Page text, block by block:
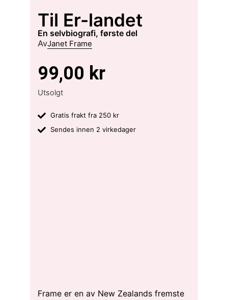
Til Er-landet
en selvbiografi, første del
AvJanet Frame
99,00 kr
Utsolgt
Gratis frakt fra 250 kr
Sendes innen 2 virkedager
Frame er en av New Zealands fremste